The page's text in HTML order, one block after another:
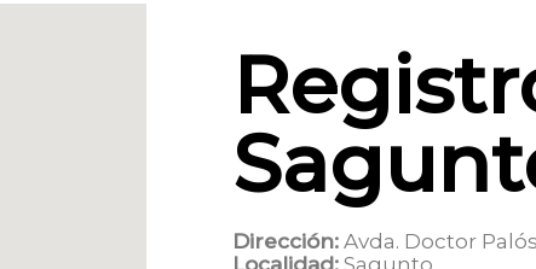
Dirección: Avda. Doctor
Localidad: Sagunto